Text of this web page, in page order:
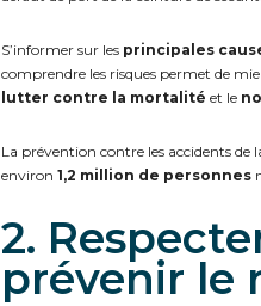
S’informer sur les principales
comprendre les risques permet de
lutter contre la mortalité et le
La prévention contre les accidents
environ 1,2 million de personnes
2.
prévenir le